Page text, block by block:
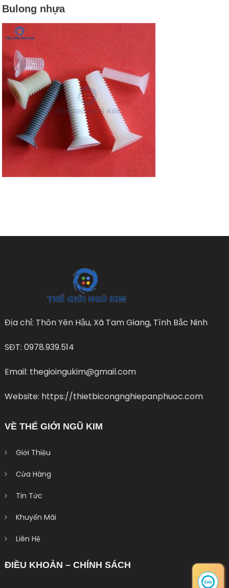
Bulong nhựa
Địa chỉ: Thôn Yên Hậu, Xã Tam Giang, Tình Bắc Ninh
SĐT: 0978.939.514
Email: thegioingukim@gmail.com
Website: https://thietbicongnghiepanphuoc.com
VỀ THẾ GIỚI NGŨ KIM
Giới Thiệu
Cửa Hàng
Tin Tức
Khuyến Mãi
Liên Hệ
ĐIỀU KHOẢN – CHÍNH SÁCH